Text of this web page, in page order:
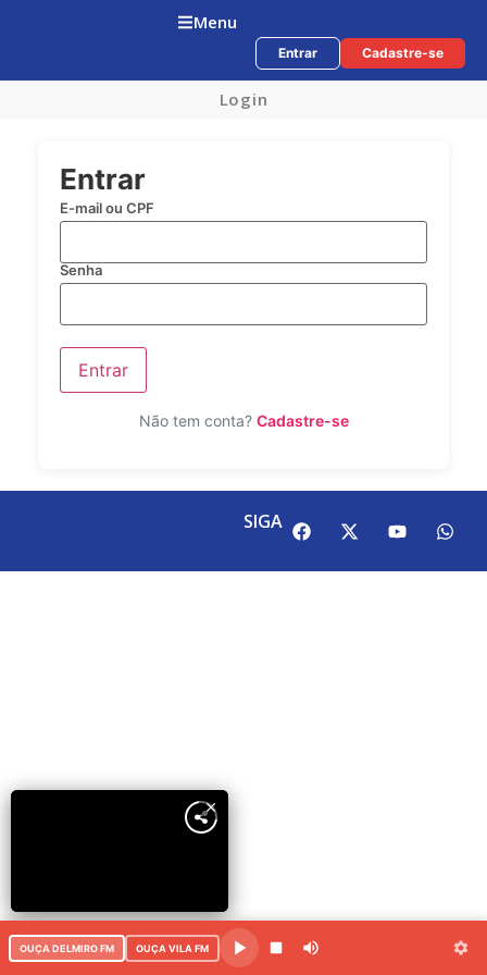
Menu
Entrar Cadastre-se
Login
Entrar
E-mail ou CPF
Senha
Entrar
Não tem conta? Cadastre-se
SIGA
OUÇA DELMIRO FM OUÇA VILA FM